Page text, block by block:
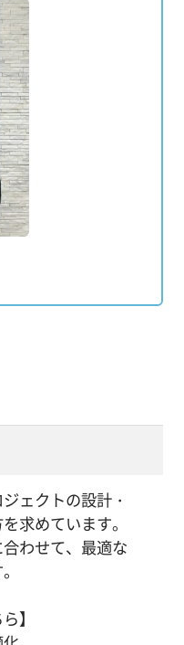
ェクトの設計・
求めています。
わせて、最適な
】